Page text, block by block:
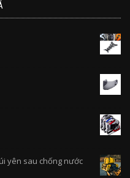
yên sau chống nước